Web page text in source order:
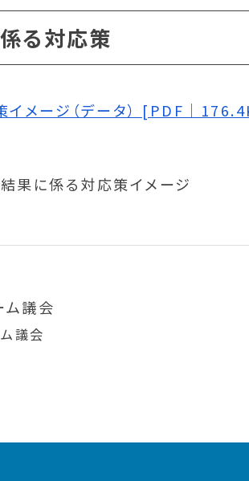
る対応策
メージ（データ） [PDF｜
議会